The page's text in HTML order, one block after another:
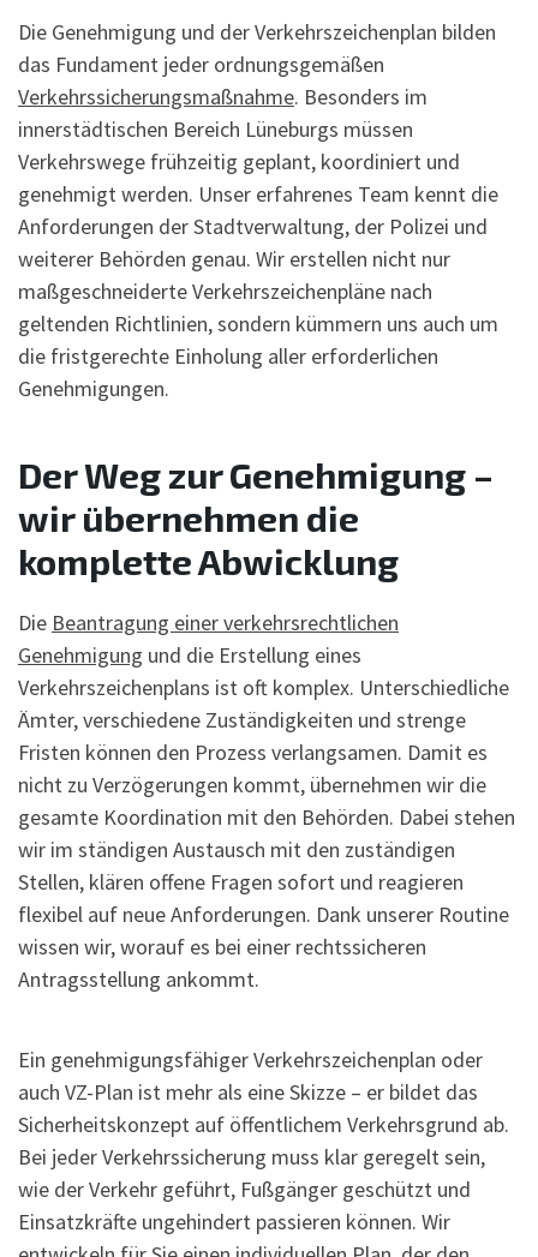
Die Genehmigung und der Verkehrszeichenplan bilden
das Fundament jeder ordnungsgemäßen
Verkehrssicherungsmaßnahme. Besonders im
innerstädtischen Bereich Lüneburgs müssen
Verkehrswege frühzeitig geplant, koordiniert und
genehmigt werden. Unser erfahrenes Team kennt die
Anforderungen der Stadtverwaltung, der Polizei und
weiterer Behörden genau. Wir erstellen nicht nur
maßgeschneiderte Verkehrszeichenpläne nach
geltenden Richtlinien, sondern kümmern uns auch um
die fristgerechte Einholung aller erforderlichen
Genehmigungen.
Der Weg zur Genehmigung –
wir übernehmen die
komplette Abwicklung
Die Beantragung einer verkehrsrechtlichen
Genehmigung und die Erstellung eines
Verkehrszeichenplans ist oft komplex. Unterschiedliche
Ämter, verschiedene Zuständigkeiten und strenge
Fristen können den Prozess verlangsamen. Damit es
nicht zu Verzögerungen kommt, übernehmen wir die
gesamte Koordination mit den Behörden. Dabei stehen
wir im ständigen Austausch mit den zuständigen
Stellen, klären offene Fragen sofort und reagieren
flexibel auf neue Anforderungen. Dank unserer Routine
wissen wir, worauf es bei einer rechtssicheren
Antragsstellung ankommt.
Ein genehmigungsfähiger Verkehrszeichenplan oder
auch VZ-Plan ist mehr als eine Skizze – er bildet das
Sicherheitskonzept auf öffentlichem Verkehrsgrund ab.
Bei jeder Verkehrssicherung muss klar geregelt sein,
wie der Verkehr geführt, Fußgänger geschützt und
Einsatzkräfte ungehindert passieren können. Wir